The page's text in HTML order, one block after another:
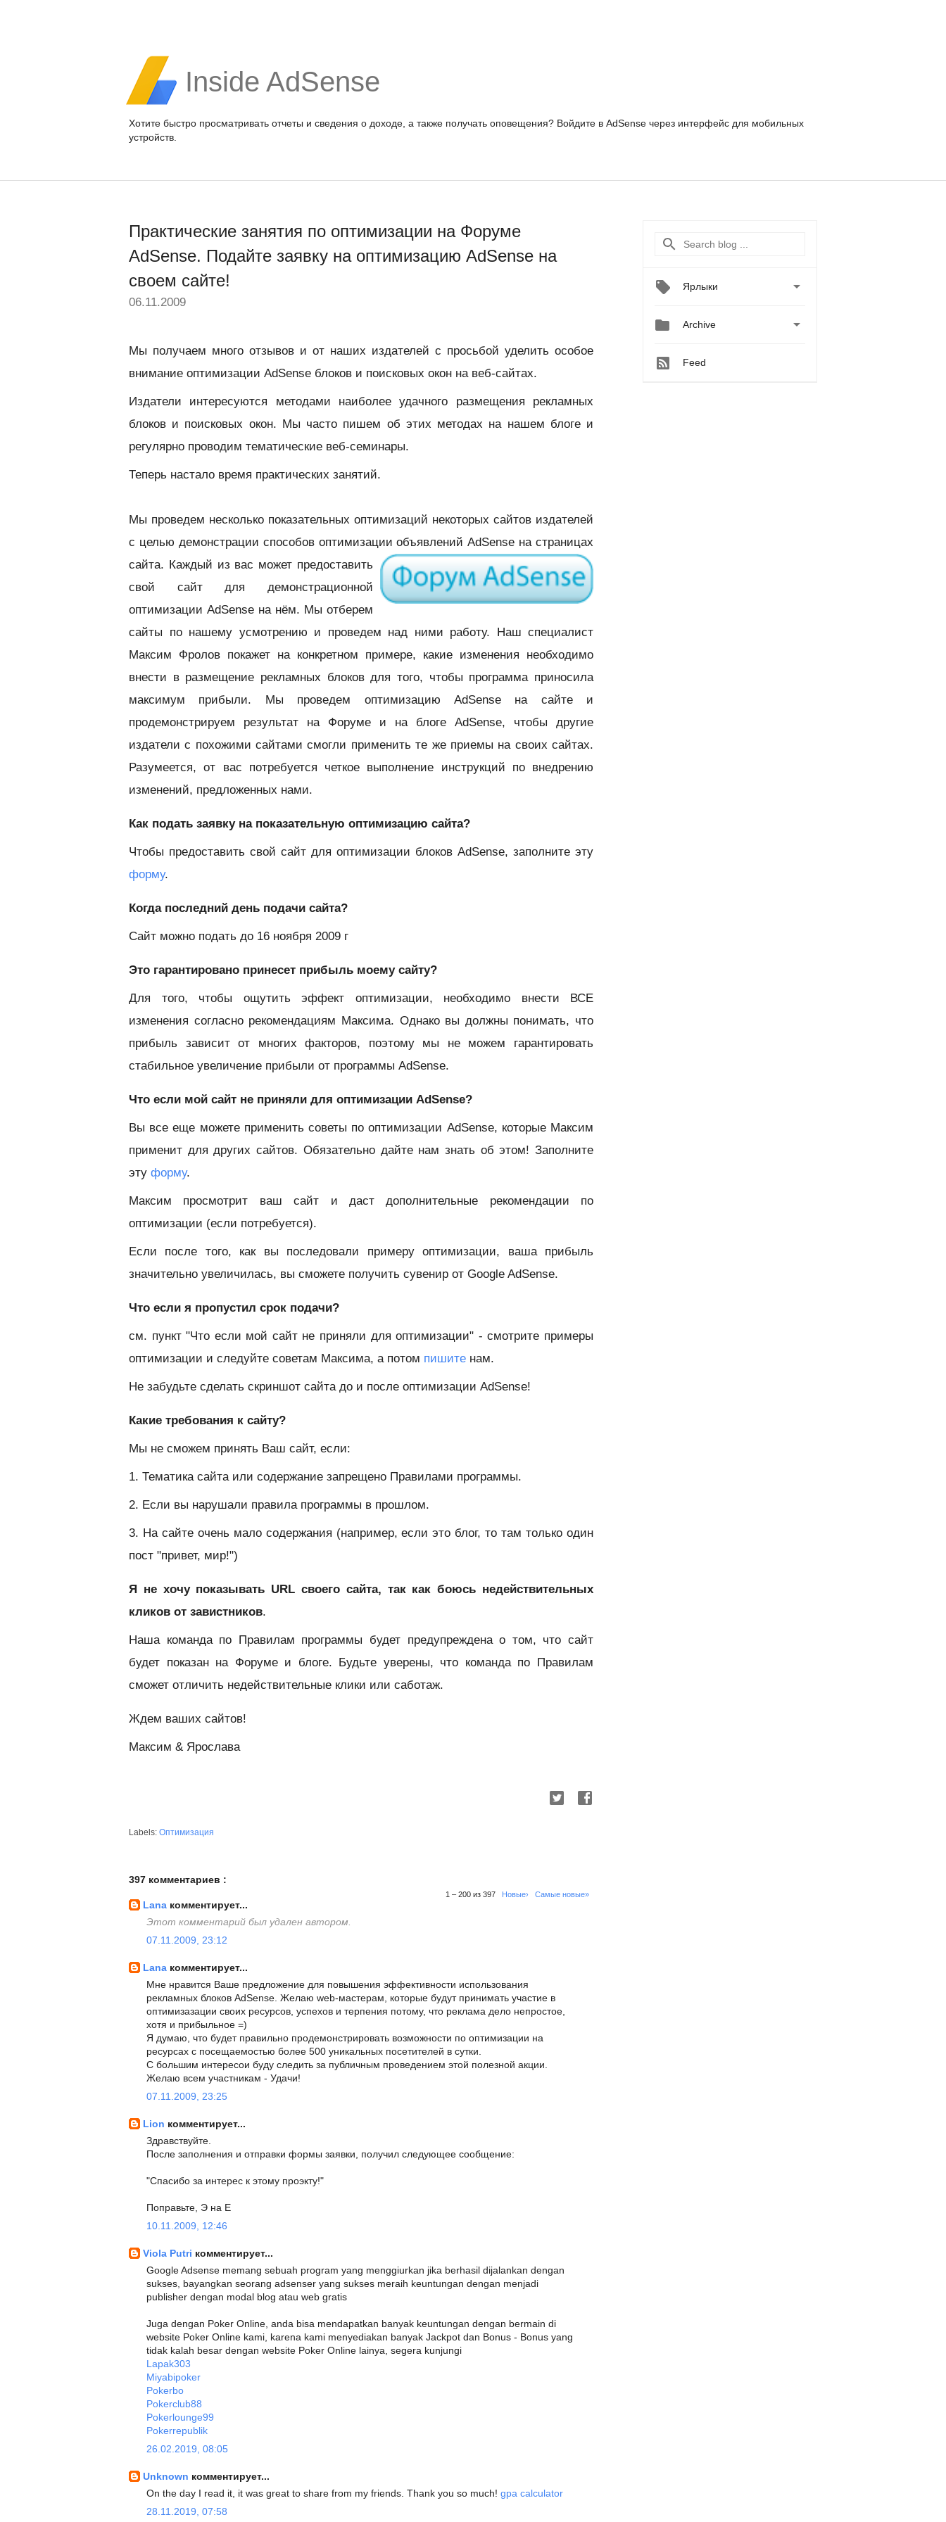
Inside AdSense
Хотите быстро просматривать отчеты и сведения о доходе, а также получать оповещения? Войдите в AdSense через интерфейс для мобильных
устройств.
Практические занятия по оптимизации на Форуме
AdSense. Подайте заявку на оптимизацию AdSense на
своем сайте!
06.11.2009
Мы получаем много отзывов и от наших издателей с просьбой уделить особое
внимание оптимизации AdSense блоков и поисковых окон на веб-сайтах.
Издатели интересуются методами наиболее удачного размещения рекламных
блоков и поисковых окон. Мы часто пишем об этих методах на нашем блоге и
регулярно проводим тематические веб-семинары.
Теперь настало время практических занятий.
Мы проведем несколько показательных оптимизаций некоторых сайтов издателей
с целью демонстрации способов оптимизации объявлений AdSense на страницах
сайта. Каждый из вас может предоставить
свой сайт для демонстрационной
оптимизации AdSense на нём. Мы отберем
сайты по нашему усмотрению и проведем над ними работу. Наш специалист
Максим Фролов покажет на конкретном примере, какие изменения необходимо
внести в размещение рекламных блоков для того, чтобы программа приносила
максимум прибыли. Мы проведем оптимизацию AdSense на сайте и
продемонстрируем результат на Форуме и на блоге AdSense, чтобы другие
издатели с похожими сайтами смогли применить те же приемы на своих сайтах.
Разумеется, от вас потребуется четкое выполнение инструкций по внедрению
изменений, предложенных нами.
Как подать заявку на показательную оптимизацию сайта?
Чтобы предоставить свой сайт для оптимизации блоков AdSense, заполните эту
форму.
Когда последний день подачи сайта?
Сайт можно подать до 16 ноября 2009 г
Это гарантировано принесет прибыль моему сайту?
Для того, чтобы ощутить эффект оптимизации, необходимо внести ВСЕ
изменения согласно рекомендациям Максима. Однако вы должны понимать, что
прибыль зависит от многих факторов, поэтому мы не можем гарантировать
стабильное увеличение прибыли от программы AdSense.
Что если мой сайт не приняли для оптимизации AdSense?
Вы все еще можете применить советы по оптимизации AdSense, которые Максим
применит для других сайтов. Обязательно дайте нам знать об этом! Заполните
эту форму.
Максим просмотрит ваш сайт и даст дополнительные рекомендации по
оптимизации (если потребуется).
Если после того, как вы последовали примеру оптимизации, ваша прибыль
значительно увеличилась, вы сможете получить сувенир от Google AdSense.
Что если я пропустил срок подачи?
см. пункт "Что если мой сайт не приняли для оптимизации" - смотрите примеры
оптимизации и следуйте советам Максима, а потом пишите нам.
Не забудьте сделать скриншот сайта до и после оптимизации AdSense!
Какие требования к сайту?
Мы не сможем принять Ваш сайт, если:
1. Тематика сайта или содержание запрещено Правилами программы.
2. Если вы нарушали правила программы в прошлом.
3. На сайте очень мало содержания (например, если это блог, то там только один
пост "привет, мир!")
Я не хочу показывать URL своего сайта, так как боюсь недействительных
кликов от завистников.
Наша команда по Правилам программы будет предупреждена о том, что сайт
будет показан на Форуме и блоге. Будьте уверены, что команда по Правилам
сможет отличить недействительные клики или саботаж.
Ждем ваших сайтов!
Максим & Ярослава
Labels: Оптимизация
397 комментариев :
1 – 200 из 397 Новые› Самые новые»
Lana комментирует...
Этот комментарий был удален автором.
07.11.2009, 23:12
Lana комментирует...
Мне нравится Ваше предложение для повышения эффективности использования
рекламных блоков AdSense. Желаю web-мастерам, которые будут принимать участие в
оптимизазации своих ресурсов, успехов и терпения потому, что реклама дело непростое,
хотя и прибыльное =)
Я думаю, что будет правильно продемонстрировать возможности по оптимизации на
ресурсах с посещаемостью более 500 уникальных посетителей в сутки.
С большим интересои буду следить за публичным проведением этой полезной акции.
Желаю всем участникам - Удачи!
07.11.2009, 23:25
Lion комментирует...
Здравствуйте.
После заполнения и отправки формы заявки, получил следующее сообщение:
"Спасибо за интерес к этому проэкту!"
Поправьте, Э на Е
10.11.2009, 12:46
Viola Putri комментирует...
Google Adsense memang sebuah program yang menggiurkan jika berhasil dijalankan dengan
sukses, bayangkan seorang adsenser yang sukses meraih keuntungan dengan menjadi
publisher dengan modal blog atau web gratis
Juga dengan Poker Online, anda bisa mendapatkan banyak keuntungan dengan bermain di
website Poker Online kami, karena kami menyediakan banyak Jackpot dan Bonus - Bonus yang
tidak kalah besar dengan website Poker Online lainya, segera kunjungi
Lapak303
Miyabipoker
Pokerbo
Pokerclub88
Pokerlounge99
Pokerrepublik
26.02.2019, 08:05
Unknown комментирует...
On the day I read it, it was great to share from my friends. Thank you so much! gpa calculator
28.11.2019, 07:58
Ярлыки 
 Archive 
Feed